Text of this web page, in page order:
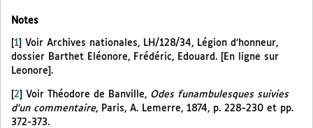
Notes
1
Voir Archives nationales, LH/128/34, Légion d’honneur,
dossier Barthet Eléonore, Frédéric, Edouard. [En ligne sur
Leonore].
[2] Voir Théodore de Banville, Odes funambulesques suivies
d’un commentaire, Paris, A. Lemerre, 1874, p. 228-230 et pp.
372-373.